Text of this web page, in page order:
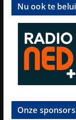
Nu ook te
Onze sponsors